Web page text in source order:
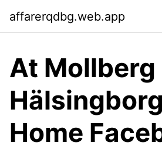
affarerqdbg.web.app
At Mollberg
Home